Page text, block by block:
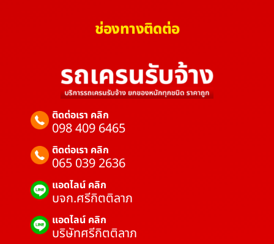
ช่องทางติดต่อ
ติดต่อเรา คลิก
098 409 6465
ติดต่อเรา คลิก
065 039 2636
แอดไลน์ คลิก
บจก.ศรีกิตติลาภ
แอดไลน์ คลิก
บริษัทศรีกิตติลาภ